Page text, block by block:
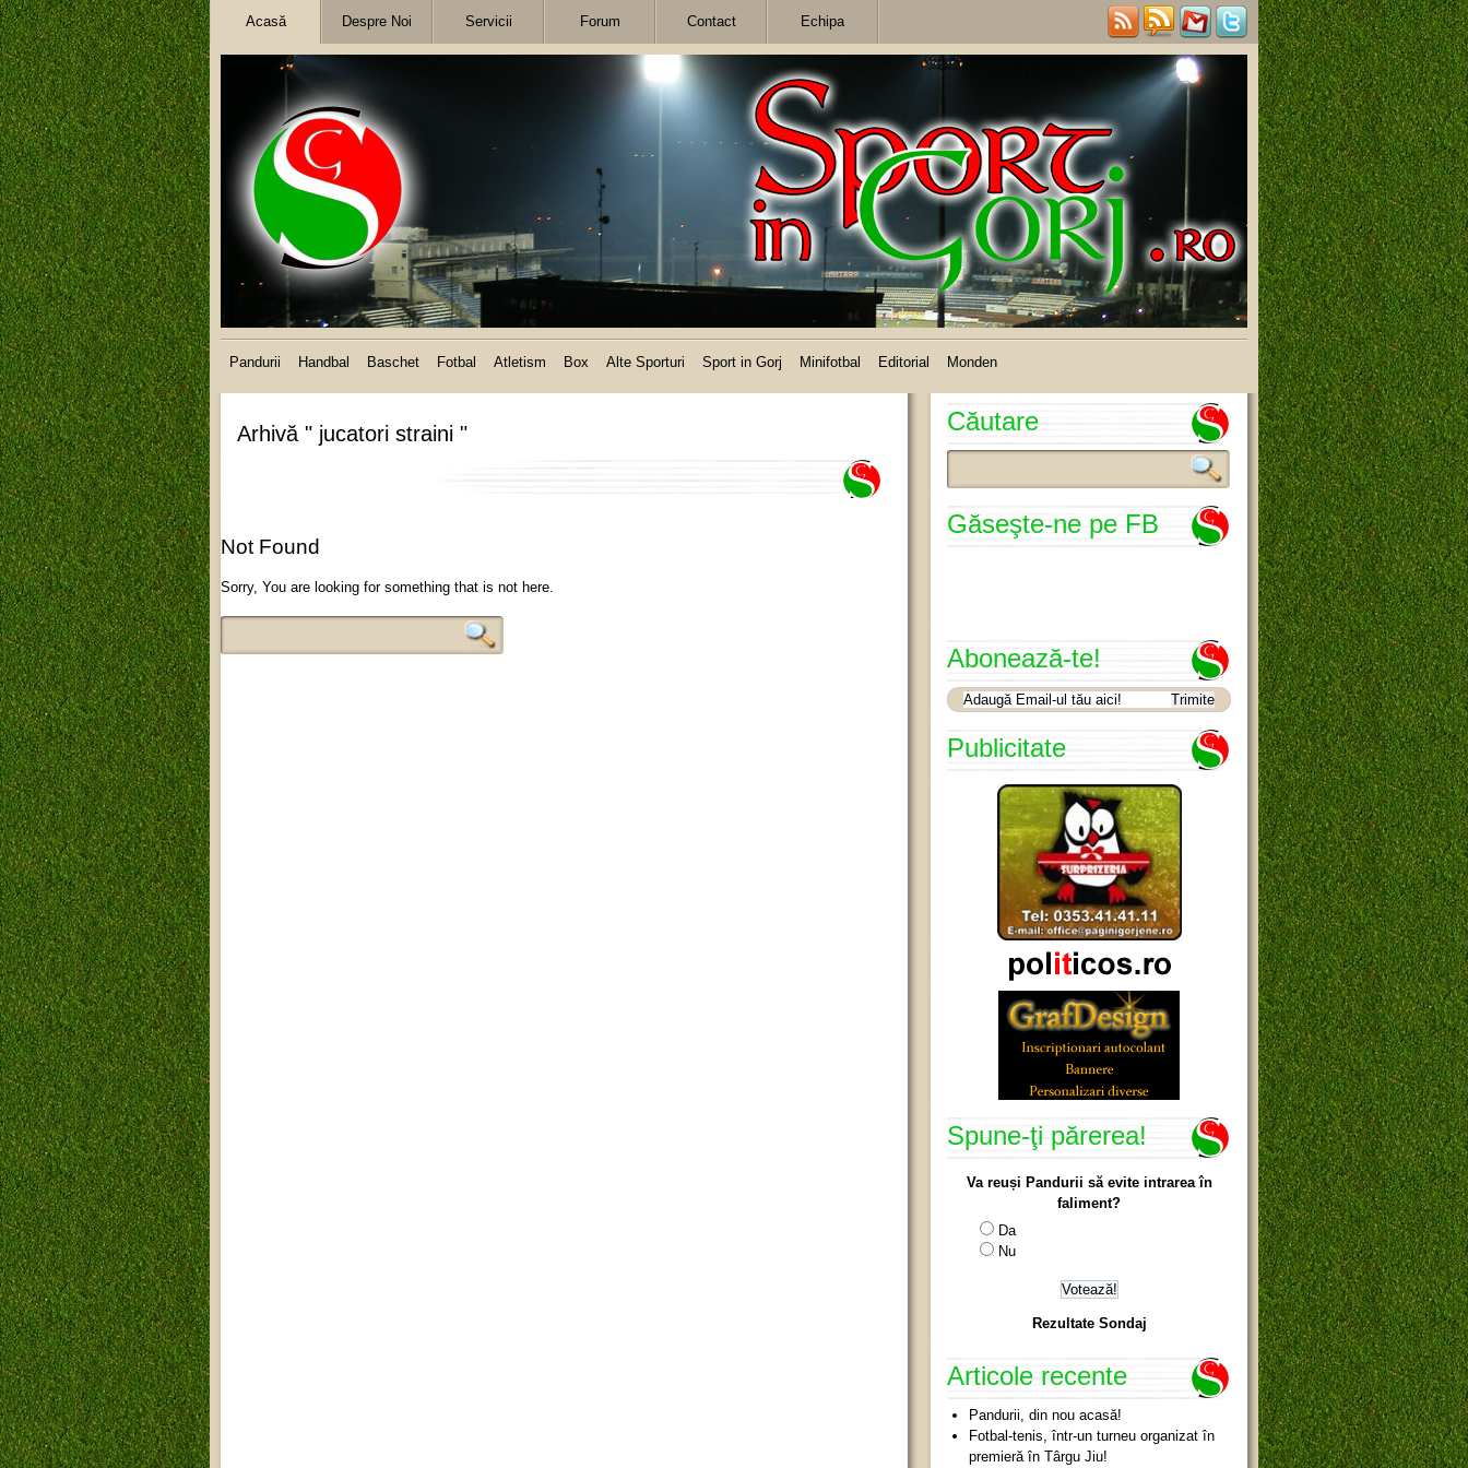
Acasă Despre Noi Servicii Forum Contact Echipa
Pandurii Handbal Baschet Fotbal Atletism Box Alte Sporturi Sport in Gorj Minifotbal Editorial Monden
Arhivă " jucatori straini "
Not Found
Sorry, You are looking for something that is not here.
Căutare
Găseşte-ne pe FB
Abonează-te!
Publicitate
Spune-ţi părerea!
Va reuși Pandurii să evite intrarea în
faliment?
Da
Nu
Rezultate Sondaj
Articole recente
Pandurii, din nou acasă!
Fotbal-tenis, într-un turneu organizat în
premieră în Târgu Jiu!